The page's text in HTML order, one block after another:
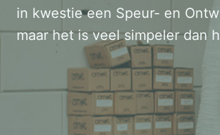
in kwestie een Speur- en
maar het is veel simpeler dan